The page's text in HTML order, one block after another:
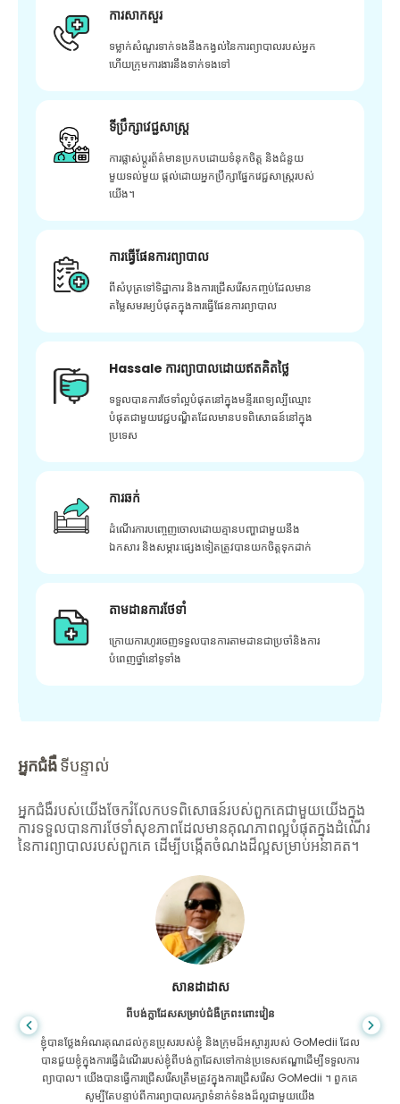
ការសាកសួរ
ទម្លាក់សំណួរទាក់ទងនឹងកង្វល់នៃការព្យាបាលរបស់អ្នក
ហើយក្រុមការងារនឹងទាក់ទងទៅ
ទីប្រឹក្សាវេជ្ជសាស្ត្រ
ការផ្លាស់ប្តូរព័ត៌មានប្រកបដោយទំនុកចិត្ត និងជំនួយ
មួយទល់មួយ ផ្តល់ដោយអ្នកប្រឹក្សាផ្នែកវេជ្ជសាស្រ្តរបស់
យើង។
ការធ្វើផែនការព្យាបាល
ពីសំបុត្រទៅទិដ្ឋាការ និងការជ្រើសរើសកញ្ចប់ដែលមាន
តម្លៃសមរម្យបំផុតក្នុងការធ្វើផែនការព្យាបាល
Hassale ការព្យាបាលដោយឥតគិតថ្លៃ
ទទួលបានការថែទាំល្អបំផុតនៅក្នុងមន្ទីរពេទ្យល្បីឈ្មោះ
បំផុតជាមួយវេជ្ជបណ្ឌិតដែលមានបទពិសោធន៍នៅក្នុង
ប្រទេស
ការឆក់
ដំណើរការបញ្ចេញចោលដោយគ្មានបញ្ហាជាមួយនឹង
ឯកសារ និងសម្ភារៈផ្សេងទៀតត្រូវបានយកចិត្តទុកដាក់
តាមដានការថែទាំ
ក្រោយ​ការ​ហូរ​ចេញ​ទទួល​បាន​ការ​តាមដាន​ជា​ប្រចាំ​និង​ការ​
បំពេញ​ថ្នាំ​នៅ​ទូទាំង​
អ្នកជំងឺទីបន្ទាល់
អ្នកជំងឺរបស់យើងចែករំលែកបទពិសោធន៍របស់ពួកគេជាមួយយើងក្នុង
ការទទួលបានការថែទាំសុខភាពដែលមានគុណភាពល្អបំផុតក្នុងដំណើរ
នៃការព្យាបាលរបស់ពួកគេ ដើម្បីបង្កើតចំណងដ៏ល្អសម្រាប់អនាគត។
សានដាដាស
ពីបង់ក្លាដែសសម្រាប់ជំងឺក្រពះពោះវៀន
ខ្ញុំបានថ្លែងអំណរគុណដល់កូនប្រុសរបស់ខ្ញុំ និងក្រុមដ៏អស្ចារ្យរបស់ GoMedii ដែល
បានជួយខ្ញុំក្នុងការធ្វើដំណើររបស់ខ្ញុំពីបង់ក្លាដែសទៅកាន់ប្រទេសឥណ្ឌាដើម្បីទទួលការ
ព្យាបាល។ យើងបានធ្វើការជ្រើសរើសត្រឹមត្រូវក្នុងការជ្រើសរើស GoMedii ។ ពួកគេ
សូម្បីតែបន្ទាប់ពីការព្យាបាលរក្សាទំនាក់ទំនងដ៏ល្អជាមួយយើង